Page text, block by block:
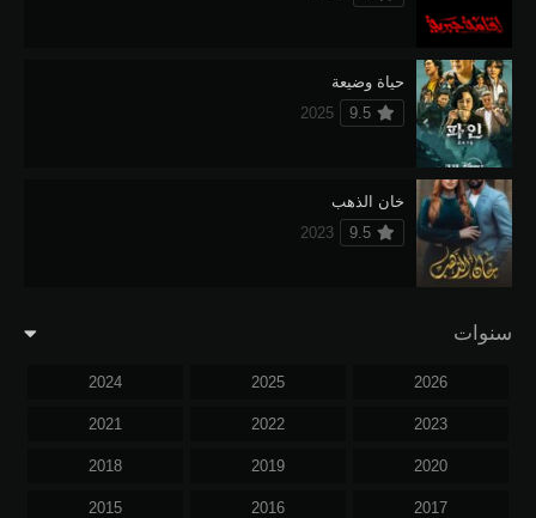
حياة وضيعة
9.5
2025
خان الذهب
9.5
2023
سنوات
2026
2025
2024
2023
2022
2021
2020
2019
2018
2017
2016
2015